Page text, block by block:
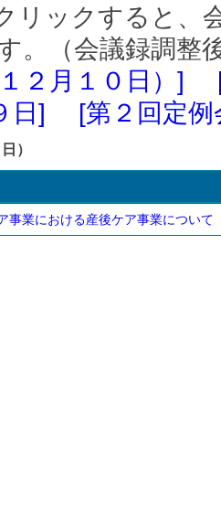
リックすると、
。（会議録調整
２月１０日）]
日] [第２回定例
）
事業における産後ケア事業について